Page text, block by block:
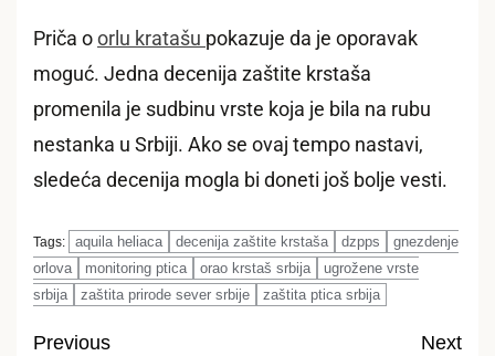
Priča o orlu kratašu pokazuje da je oporavak
moguć. Jedna decenija zaštite krstaša
promenila je sudbinu vrste koja je bila na rubu
nestanka u Srbiji. Ako se ovaj tempo nastavi,
sledeća decenija mogla bi doneti još bolje vesti.
Tags: aquila heliaca decenija zaštite krstaša dzpps
gnezdenje
orlova
monitoring ptica orao krstaš srbija
ugrožene vrste
srbija
zaštita prirode sever srbije zaštita ptica srbija
Previous
Next